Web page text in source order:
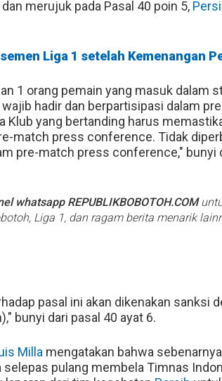
dan merujuk pada Pasal 40 poin 5,
Liga 1 setelah Kemenangan
1 orang pemain yang masuk dalam
hadir dan berpartisipasi dalam
Klub yang bertanding harus
match press conference. Tidak
pre-match press conference," bunyi
whatsapp REPUBLIKBOBOTOH.COM
Liga 1, dan ragam berita menarik
pasal ini akan dikenakan sanksi
bunyi dari pasal 40 ayat 6.
Milla mengatakan bahwa sebenarnya
selepas pulang membela Timnas